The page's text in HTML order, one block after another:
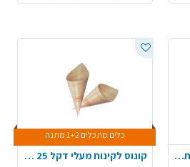
גביעי סופלה מנייר קקאו מתכלה 15 יח' - טבעי
כלים מתכלים 1+2 מתנה
קונוס לקינוח מעלי דקל 25 יח' - גדול